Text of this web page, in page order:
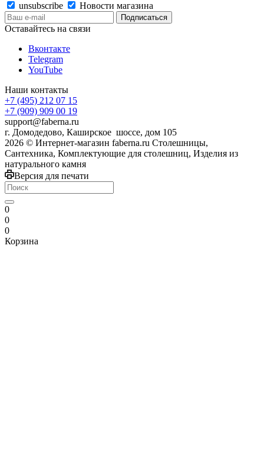
unsubscribe
Новости магазина
Оставайтесь на связи
Вконтакте
Telegram
YouTube
Наши контакты
+7 (495) 212 07 15
+7 (909) 909 00 19
support@faberna.ru
г. Домодедово, Каширское шоссе, дом 105
2026 © Интернет-магазин faberna.ru Столешницы,
Сантехника, Комплектующие для столешниц, Изделия из
натурального камня
Версия для печати
0
0
0
Корзина